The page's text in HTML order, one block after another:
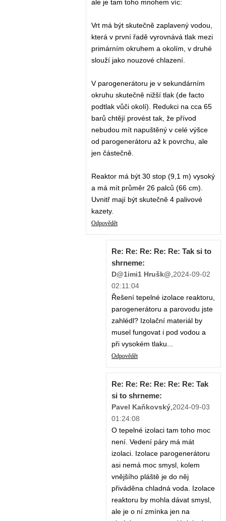
ale je tam toho mnohem víc:
Vrt má být skutečně zaplavený vodou,
která v první řadě vyrovnává tlak mezi
primárním okruhem a okolím, v druhé
slouží jako nouzové chlazení.
V parogenerátoru je v sekundárním
okruhu skutečně nižší tlak (de facto
podtlak vůči okolí). Redukci na cca 65
barů chtějí provést tak, že přívod
nebudou mít napuštěný v celé výšce
od parogenerátoru až k povrchu, ale
jen částečně.
Reaktor má být 30 stop (9,1 m) vysoký
a má mít průměr 26 palců (66 cm).
Uvnitř mají být skutečně 4 palivové
kazety.
Odpovědět
Re: Re: Re: Re: Re: Tak si to
shrneme:
D@1imi1 Hrušk@ 2024-09-02
02:11:04
Řešení tepelné izolace reaktoru,
parogenerátoru a parovodu jste
zahlédl? Izolační materiál by
musel fungovat i pod vodou a
při vysokém tlaku...
Odpovědět
Re: Re: Re: Re: Re: Re: Tak
si to shrneme:
Pavel Kaňkovský 2024-09-03
01:24:08
O tepelné izolaci tam toho moc
není. Vedení páry má mát
izolaci. Izolace parogenerátoru
asi nemá moc smysl, kolem
vnějšího pláště je do něj
přiváděna chladná voda. Izolace
reaktoru by mohla dávat smysl,
ale je o ní zmínka jen na